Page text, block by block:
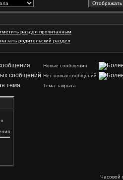
раздел прочитанным
родительский раздел
Новые сообщения
Нет новых сообщений
Тема закрыта
Часовой